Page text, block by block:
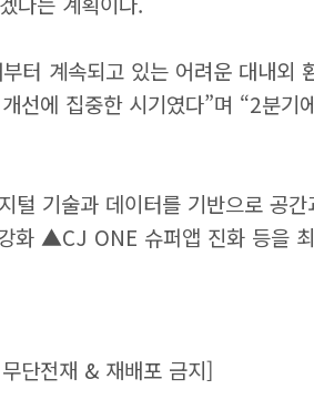
터 계속되고 있는 어려운 대내
선에 집중한 시기였다”며 “2분
털 기술과 데이터를 기반으로 공
화 ▲CJ ONE 슈퍼앱 진화 등을
단전재 & 재배포 금지]